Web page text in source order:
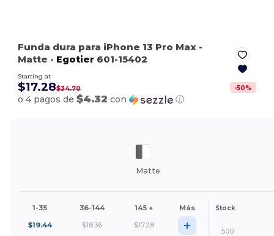
Funda dura para iPhone 13 Pro Max -
Matte - Egotier 601-15402
Starting at
$17.28$34.70 -50%
o 4 pagos de$4.32 con ⓘ
Matte
1-35 36-144 145 + Más Stock
$19.44 $18.36 $17.28 + 500